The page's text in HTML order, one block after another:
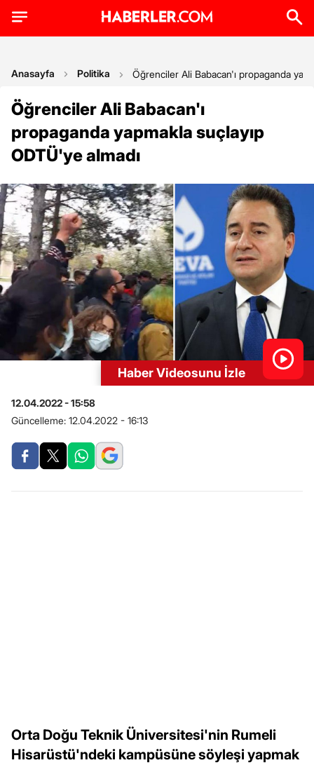
Anasayfa Politika Öğrenciler Ali Babacan'ı propaganda
Öğrenciler Ali Babacan'ı
propaganda yapmakla suçlayıp
ODTÜ'ye almadı
Haber Videosunu İzle
12.04.2022 - 15:58
Güncelleme: 12.04.2022 - 16:13
Orta Doğu Teknik Üniversitesi'nin Rumeli
Hisarüstü'ndeki kampüsüne söyleşi yapmak